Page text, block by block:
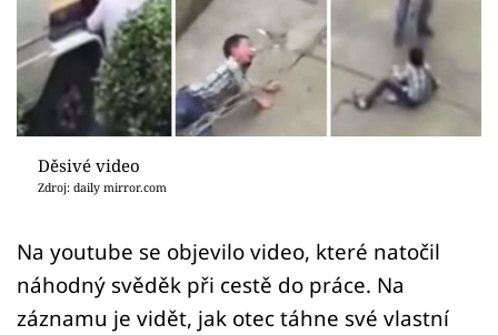
Sex a vztahy
Videa
Sledujte prima+
Přihlášení
Sledujte nás
Děsivé video
Zdroj: daily mirror.com
Na youtube se objevilo video, které natočil
náhodný svěděk při cestě do práce. Na
záznamu je vidět, jak otec táhne své vlastní